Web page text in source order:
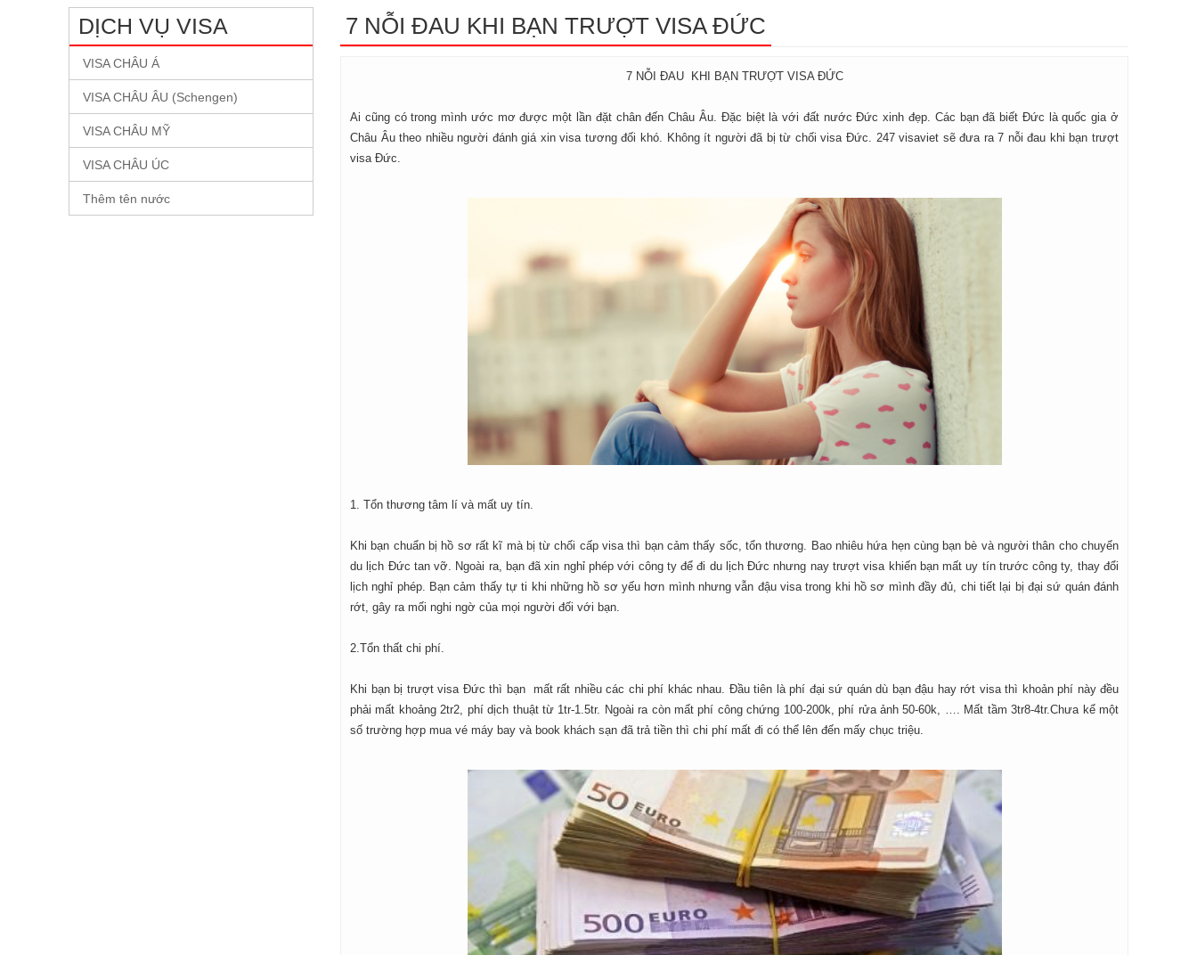
DỊCH VỤ VISA
VISA CHÂU Á
VISA CHÂU ÂU (Schengen)
VISA CHÂU MỸ
VISA CHÂU ÚC
Thêm tên nước
7 NỖI ĐAU KHI BẠN TRƯỢT VISA ĐỨC
7 NỖI ĐAU KHI BẠN TRƯỢT VISA ĐỨC
Ai cũng có trong mình ước mơ được một lần đặt chân đến Châu Âu. Đặc biệt là với đất nước Đức xinh đẹp. Các bạn đã biết Đức là quốc gia ở
Châu Âu theo nhiều người đánh giá xin visa tương đối khó. Không ít người đã bị từ chối visa Đức. 247 visaviet sẽ đưa ra 7 nỗi đau khi bạn trượt
visa Đức.
1. Tổn thương tâm lí và mất uy tín.
Khi bạn chuẩn bị hồ sơ rất kĩ mà bị từ chối cấp visa thì bạn cảm thấy sốc, tổn thương. Bao nhiêu hứa hẹn cùng bạn bè và người thân cho chuyến
du lịch Đức tan vỡ. Ngoài ra, bạn đã xin nghỉ phép với công ty để đi du lịch Đức nhưng nay trượt visa khiến bạn mất uy tín trước công ty, thay đổi
lịch nghỉ phép. Bạn cảm thấy tự ti khi những hồ sơ yếu hơn mình nhưng vẫn đậu visa trong khi hồ sơ mình đầy đủ, chi tiết lại bị đại sứ quán đánh
rớt, gây ra mối nghi ngờ của mọi người đối với bạn.
2.Tổn thất chi phí.
Khi bạn bị trượt visa Đức thì bạn mất rất nhiều các chi phí khác nhau. Đầu tiên là phí đại sứ quán dù bạn đậu hay rớt visa thì khoản phí này đều
phải mất khoảng 2tr2, phí dịch thuật từ 1tr-1.5tr. Ngoài ra còn mất phí công chứng 100-200k, phí rửa ảnh 50-60k, …. Mất tầm 3tr8-4tr.Chưa kể một
số trường hợp mua vé máy bay và book khách sạn đã trả tiền thì chi phí mất đi có thể lên đến mấy chục triệu.